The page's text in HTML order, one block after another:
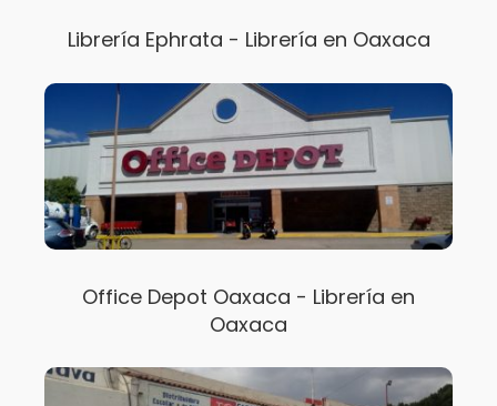
Librería Ephrata - Librería en Oaxaca
Office Depot Oaxaca - Librería en
Oaxaca